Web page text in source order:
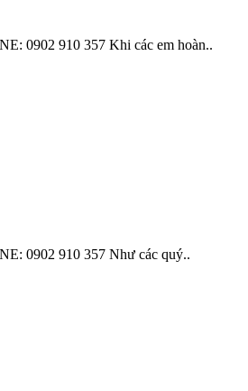
0902 910 357 Khi các em hoàn..
0902 910 357 Như các quý..